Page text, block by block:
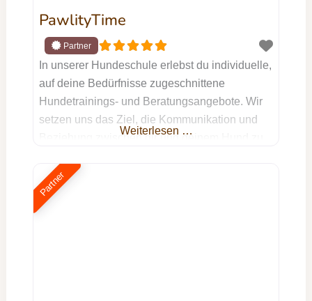
PawlityTime
In unserer Hundeschule erlebst du individuelle,
auf deine Bedürfnisse zugeschnittene
Hundetrainings- und Beratungsangebote. Wir
setzen uns das Ziel, die Kommunikation und
Beziehung zwischen dir und deinem Hund zu
artgerechte Beschäftigung für deinen treuen
Begleiter zu schaffen. Unser ganzheitlicher
Ansatz strebt nicht nur die Lösung spezifischer
Weiterlesen …
Partner